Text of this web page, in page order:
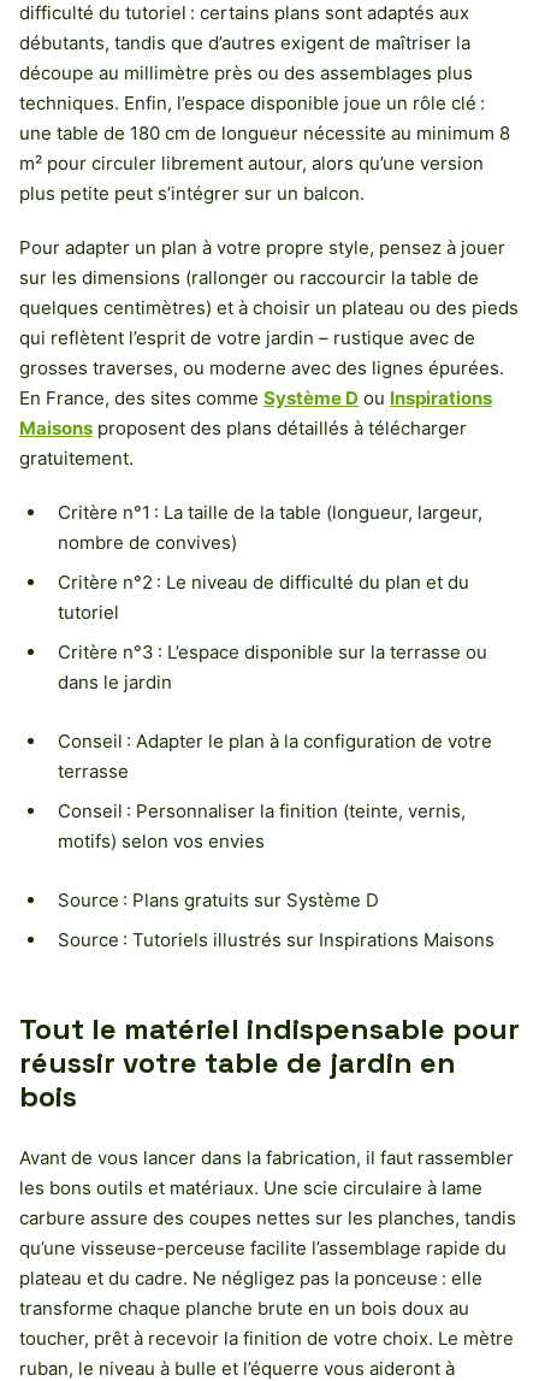
difficulté du tutoriel : certains plans sont adaptés aux
débutants, tandis que d’autres exigent de maîtriser la
découpe au millimètre près ou des assemblages plus
techniques. Enfin, l’espace disponible joue un rôle clé :
une table de 180 cm de longueur nécessite au minimum 8
m² pour circuler librement autour, alors qu’une version
plus petite peut s’intégrer sur un balcon.
Pour adapter un plan à votre propre style, pensez à jouer
sur les dimensions (rallonger ou raccourcir la table de
quelques centimètres) et à choisir un plateau ou des pieds
qui reflètent l’esprit de votre jardin – rustique avec de
grosses traverses, ou moderne avec des lignes épurées.
En France, des sites comme Système D ou Inspirations
Maisons proposent des plans détaillés à télécharger
gratuitement.
Critère n°1 : La taille de la table (longueur, largeur,
nombre de convives)
Critère n°2 : Le niveau de difficulté du plan et du
tutoriel
Critère n°3 : L’espace disponible sur la terrasse ou
dans le jardin
Conseil : Adapter le plan à la configuration de votre
terrasse
Conseil : Personnaliser la finition (teinte, vernis,
motifs) selon vos envies
Source : Plans gratuits sur Système D
Source : Tutoriels illustrés sur Inspirations Maisons
Tout le matériel indispensable pour
réussir votre table de jardin en
bois
Avant de vous lancer dans la fabrication, il faut rassembler
les bons outils et matériaux. Une scie circulaire à lame
carbure assure des coupes nettes sur les planches, tandis
qu’une visseuse-perceuse facilite l’assemblage rapide du
plateau et du cadre. Ne négligez pas la ponceuse : elle
transforme chaque planche brute en un bois doux au
toucher, prêt à recevoir la finition de votre choix. Le mètre
ruban, le niveau à bulle et l’équerre vous aideront à